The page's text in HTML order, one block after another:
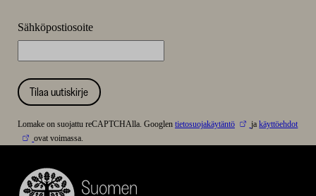
Sähköpostiosoite
Tilaa uutiskirje
Lomake on suojattu reCAPTCHAlla. Googlen tietosuojakäytäntö jakäyttöehdot
ovat voimassa.